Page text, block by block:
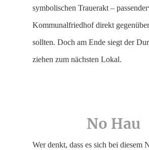
symbolischen Trauerakt –
Kommunalfriedhof direkt
sollten. Doch am Ende siegt der
ziehen zum nächsten Lokal.
No Hau
Wer denkt, dass es sich bei diesem